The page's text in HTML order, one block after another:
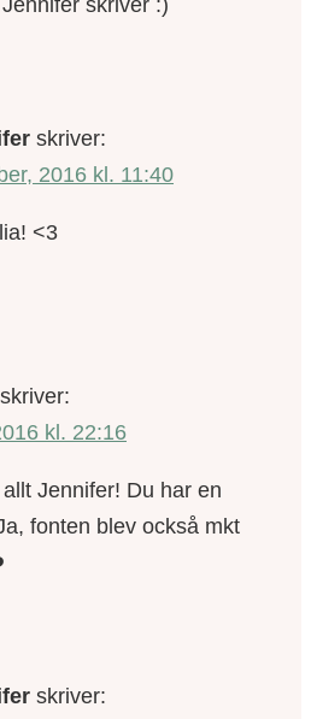
skriver :)
skriver:
2016 kl. 11:40
<3
skriver:
kl. 22:16
Jennifer! Du har en
fonten blev också mkt
skriver: